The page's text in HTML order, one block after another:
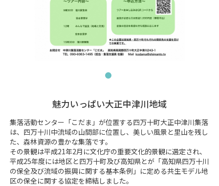
魅力いっぱい大正中津川地域
集落活動センター「こだま」が位置する四万十町大正中津川集落
は、四万十川中流域の山間部に位置し、美しい風景と里山を残し
た、森林資源の豊かな集落です。
その景観は平成21年2月に文化庁の重要文化的景観に選定され、
平成25年度には地区と四万十町及び高知県とが「高知県四万十川
の保全及び流域の振興に関する基本条例」に定める共生モデル地
区の保全に関する協定を締結しました。